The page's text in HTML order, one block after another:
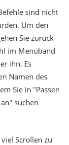
sind nicht
Um den
Sie zurück
im Menüband
ihn. Es
Namen des
Sie in "Passen
suchen
Scrollen zu